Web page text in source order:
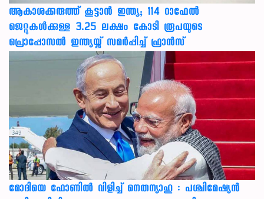
ആകാശക്കരുത്ത് കൂട്ടാൻ ഇന്ത്യ; 114 റാഫേൽ
ജെറ്റുകൾക്കുള്ള 3.25 ലക്ഷം കോടി രൂപയുടെ
പ്രൊപ്പോസൽ ഇന്ത്യയ്ക്ക് സമർപ്പിച്ച് ഫ്രാൻസ്
മോദിയെ ഫോണിൽ വിളിച്ച് നെതന്യാഹു : പശ്ചിമേഷ്യൻ